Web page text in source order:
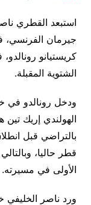
استبعد القطري
جيرمان الفرنسي،
كريستيانو
الشتوية المقبلة.
ودخل رونالدو في
الهولندي إريك
قطر حاليا،
الأولى في مسيرته.
ورد ناصر الخليفي